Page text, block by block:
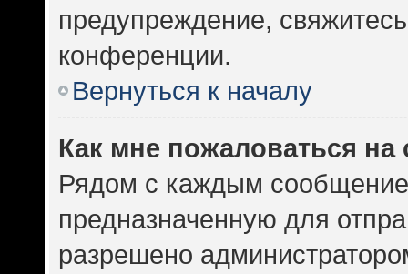
предупреждение,
конференции.
Вернуться к началу
Как мне пожаловаться
Рядом с каждым
предназначенную для
разрешено